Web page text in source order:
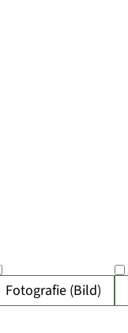
Fotografie (Bild)